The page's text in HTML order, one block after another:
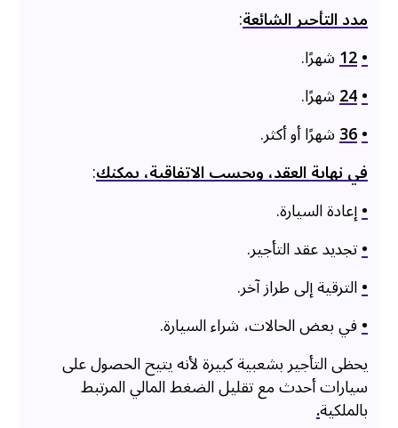
مدد التأجير الشائعة:
•
12شهرًا.
•
24شهرًا.
•
36شهرًا أو أكثر.
في نهاية العقد، وبحسب الاتفاقية، يمكنك:
•إعادة السيارة.
•تجديد عقد التأجير.
•الترقية إلى طراز آخر.
•في بعض الحالات، شراء السيارة.
يحظى التأجير بشعبية كبيرة لأنه يتيح الحصول على
سيارات أحدث مع تقليل الضغط المالي المرتبط
بالملكية.